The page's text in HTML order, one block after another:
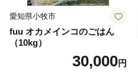
愛知県小牧市
fuu オカメインコのごはん
（10kg）
30,000円